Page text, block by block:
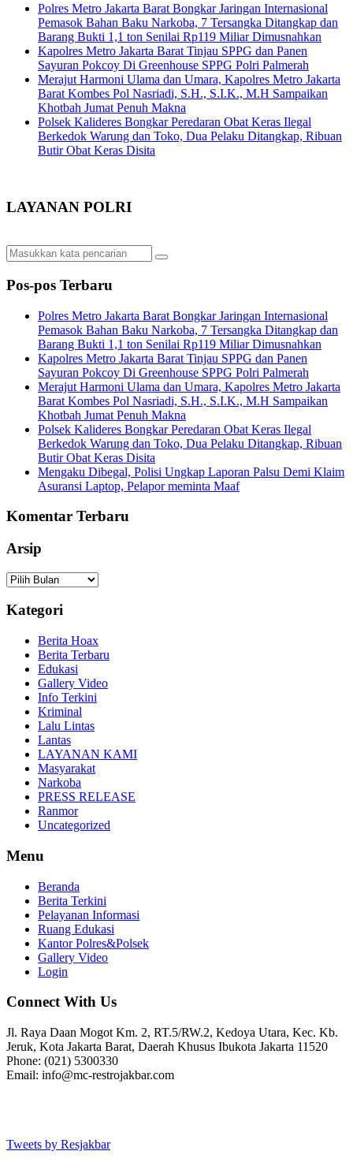
Polres Metro Jakarta Barat Bongkar Jaringan Internasional
Pemasok Bahan Baku Narkoba, 7 Tersangka Ditangkap dan
Barang Bukti 1,1 ton Senilai Rp119 Miliar Dimusnahkan
Kapolres Metro Jakarta Barat Tinjau SPPG dan Panen
Sayuran Pokcoy Di Greenhouse SPPG Polri Palmerah
Merajut Harmoni Ulama dan Umara, Kapolres Metro Jakarta
Barat Kombes Pol Nasriadi, S.H., S.I.K., M.H Sampaikan
Khotbah Jumat Penuh Makna
Polsek Kalideres Bongkar Peredaran Obat Keras Ilegal
Berkedok Warung dan Toko, Dua Pelaku Ditangkap, Ribuan
Butir Obat Keras Disita
LAYANAN POLRI
Pos-pos Terbaru
Polres Metro Jakarta Barat Bongkar Jaringan Internasional
Pemasok Bahan Baku Narkoba, 7 Tersangka Ditangkap dan
Barang Bukti 1,1 ton Senilai Rp119 Miliar Dimusnahkan
Kapolres Metro Jakarta Barat Tinjau SPPG dan Panen
Sayuran Pokcoy Di Greenhouse SPPG Polri Palmerah
Merajut Harmoni Ulama dan Umara, Kapolres Metro Jakarta
Barat Kombes Pol Nasriadi, S.H., S.I.K., M.H Sampaikan
Khotbah Jumat Penuh Makna
Polsek Kalideres Bongkar Peredaran Obat Keras Ilegal
Berkedok Warung dan Toko, Dua Pelaku Ditangkap, Ribuan
Butir Obat Keras Disita
Mengaku Dibegal, Polisi Ungkap Laporan Palsu Demi Klaim
Asuransi Laptop, Pelapor meminta Maaf
Komentar Terbaru
Arsip
Arsip
Kategori
Berita Hoax
Berita Terbaru
Edukasi
Gallery Video
Info Terkini
Kriminal
Lalu Lintas
Lantas
LAYANAN KAMI
Masyarakat
Narkoba
PRESS RELEASE
Ranmor
Uncategorized
Menu
Beranda
Berita Terkini
Pelayanan Informasi
Ruang Edukasi
Kantor Polres&Polsek
Gallery Video
Login
Connect With Us
Jl. Raya Daan Mogot Km. 2, RT.5/RW.2, Kedoya Utara, Kec. Kb.
Jeruk, Kota Jakarta Barat, Daerah Khusus Ibukota Jakarta 11520
Phone: (021) 5300330
Email: info@mc-restrojakbar.com
Tweets by Resjakbar